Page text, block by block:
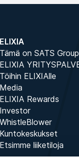
ELIXIA
Tämä on SATS Group
ELIXIA
Töihin ELIXIAlle
Media
ELIXIA Rewards
Investor
WhistleBlower
Kuntokeskukset
Etsimme liiketiloja